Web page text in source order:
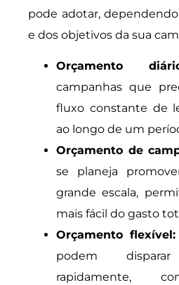
pode adotar,
e dos objetivos da sua
Orçamento
campanhas que
fluxo constante de
ao longo de um
Orçamento de
se planeja
grande escala,
mais fácil do gasto
Orçamento flexível:
podem
rapidamente,